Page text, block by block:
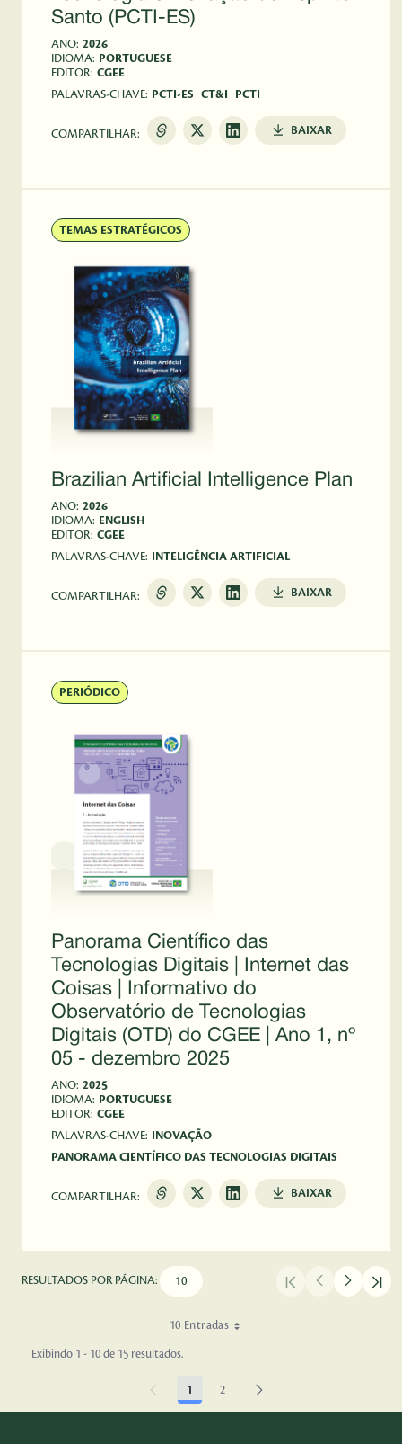
Santo (PCTI-ES)
ANO: 2026
IDIOMA: PORTUGUESE
EDITOR: CGEE
PALAVRAS-CHAVE: PCTI-ES CT&I PCTI
COMPARTILHAR: BAIXAR
TEMAS ESTRATÉGICOS
Brazilian Artificial Intelligence Plan
ANO: 2026
IDIOMA: ENGLISH
EDITOR: CGEE
PALAVRAS-CHAVE:
INTELIGÊNCIA ARTIFICIAL
COMPARTILHAR: BAIXAR
PERIÓDICO
Panorama Científico das
Tecnologias Digitais | Internet das
Coisas | Informativo do
Observatório de Tecnologias
Digitais (OTD) do CGEE | Ano 1, nº
05 - dezembro 2025
ANO: 2025
IDIOMA: PORTUGUESE
EDITOR: CGEE
PALAVRAS-CHAVE:
INOVAÇÃO
PANORAMA CIENTÍFICO DAS TECNOLOGIAS DIGITAIS
COMPARTILHAR: BAIXAR
RESULTADOS POR PÁGINA:
10 Entradas
Exibindo 1 - 10 de 15 resultados.
Página
1 Página
2